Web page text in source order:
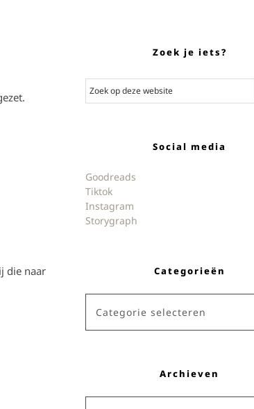
die naar
Zoek je iets?
Social media
Goodreads
Tiktok
Instagram
Storygraph
Categorieën
Archieven